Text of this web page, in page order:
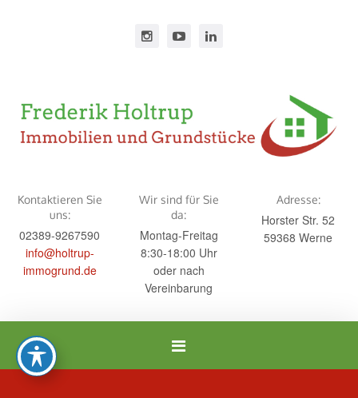
Kontaktieren Sie
uns:
02389-9267590
info@holtrup-
immogrund.de
Wir sind für Sie
da:
Montag-Freitag
8:30-18:00 Uhr
oder nach
Vereinbarung
Adresse:
Horster Str. 52
59368 Werne
Navigation